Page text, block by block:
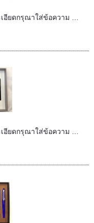
อียดกรุณาใส่ข้อความ …
อียดกรุณาใส่ข้อความ …